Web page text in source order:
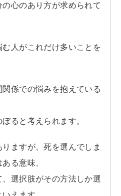
心のあり方が求められて
人がこれだけ多いことを
係での悩みを抱えている
ると考えられます。
ますが、死を選んでしま
る意味、
選択肢がその方法しか選